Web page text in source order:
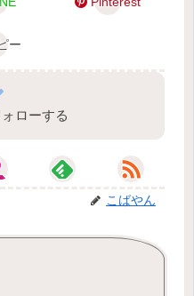
ー
ローする
こばやん